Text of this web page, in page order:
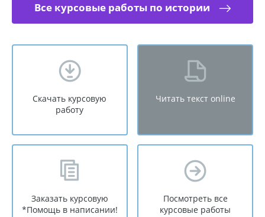
Все курсовые работы по истории
Скачать курсовую
работу
Читать текст online
Заказать курсовую
*Помощь в написании!
Посмотреть все
курсовые работы